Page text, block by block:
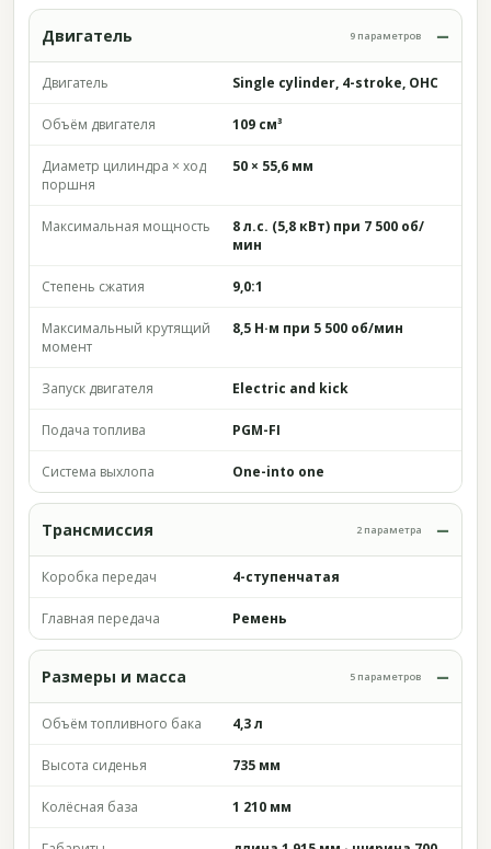
Двигатель 9 параметров
Двигатель Single cylinder, 4-stroke, OHC
Объём двигателя 109 см³
Диаметр цилиндра × ход
поршня
50 × 55,6 мм
Максимальная мощность
8 л.с. (5,8 кВт) при 7 500 об/
мин
Степень сжатия 9,0:1
Максимальный крутящий
момент
8,5 Н·м при 5 500 об/мин
Запуск двигателя Electric and kick
Подача топлива PGM-FI
Система выхлопа One-into one
Трансмиссия 2 параметра
Коробка передач 4-ступенчатая
Главная передача Ремень
Размеры и масса 5 параметров
Объём топливного бака 4,3 л
Высота сиденья 735 мм
Колёсная база 1 210 мм